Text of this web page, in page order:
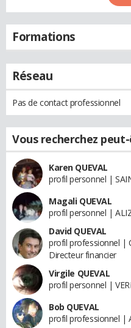
Formations
Réseau
Pas de contact professionnel
Vous recherchez
Karen QUEVAL
profil personnel |
Magali QUEVAL
profil personnel |
David QUEVAL
profil professionnel |
Directeur financier
Virgile QUEVAL
profil personnel |
Bob QUEVAL
profil professionnel |